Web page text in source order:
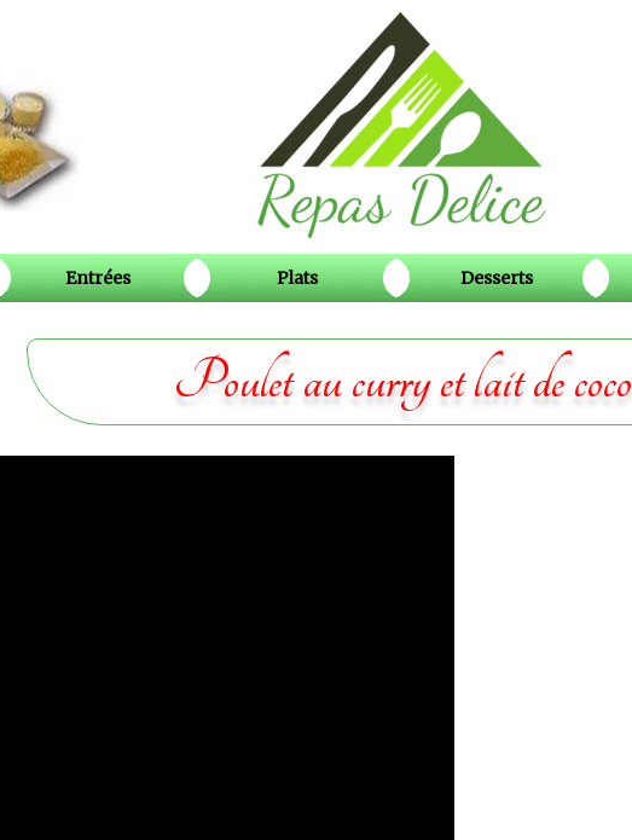
Entrées Plats Desserts
Poulet au curry et lait de coco